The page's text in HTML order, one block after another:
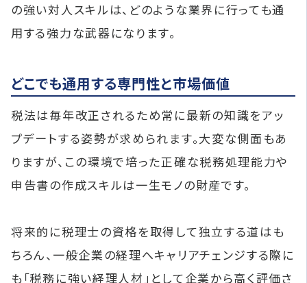
の強い対人スキルは、どのような業界に行っても通
用する強力な武器になります。
どこでも通用する専門性と市場価値
税法は毎年改正されるため常に最新の知識をアッ
プデートする姿勢が求められます。大変な側面もあ
りますが、この環境で培った正確な税務処理能力や
申告書の作成スキルは一生モノの財産です。
将来的に税理士の資格を取得して独立する道はも
ちろん、一般企業の経理へキャリアチェンジする際に
も「税務に強い経理人材」として企業から高く評価さ